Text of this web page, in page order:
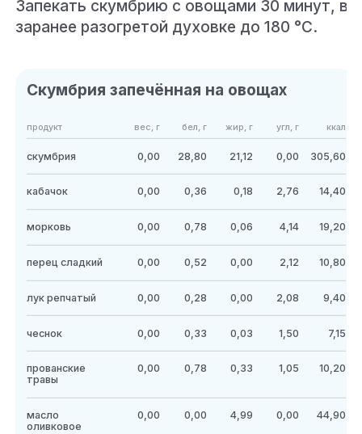
Запекать скумбрию с овощами 30 минут, в
заранее разогретой духовке до 180 °C.
Скумбрия запечённая на овощах
продукт вес, г бел, г жир, г угл, г ккал
скумбрия 0,00 28,80 21,12 0,00 305,60
кабачок 0,00 0,36 0,18 2,76 14,40
морковь 0,00 0,78 0,06 4,14 19,20
перец сладкий 0,00 0,52 0,00 2,12 10,80
лук репчатый 0,00 0,28 0,00 2,08 9,40
чеснок 0,00 0,33 0,03 1,50 7,15
прованские
травы
0,00 0,78 0,33 1,05 10,20
масло
оливковое
0,00 0,00 4,99 0,00 44,90